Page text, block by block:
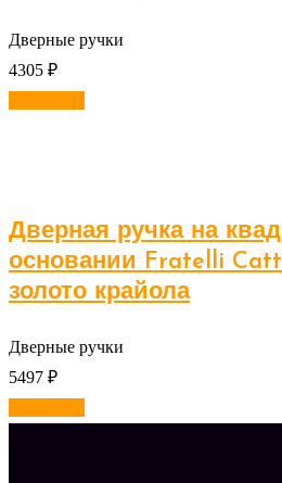
Дверные ручки
4305 ₽
Дверная ручка на
основании Fratelli
золото крайола
Дверные ручки
5497 ₽